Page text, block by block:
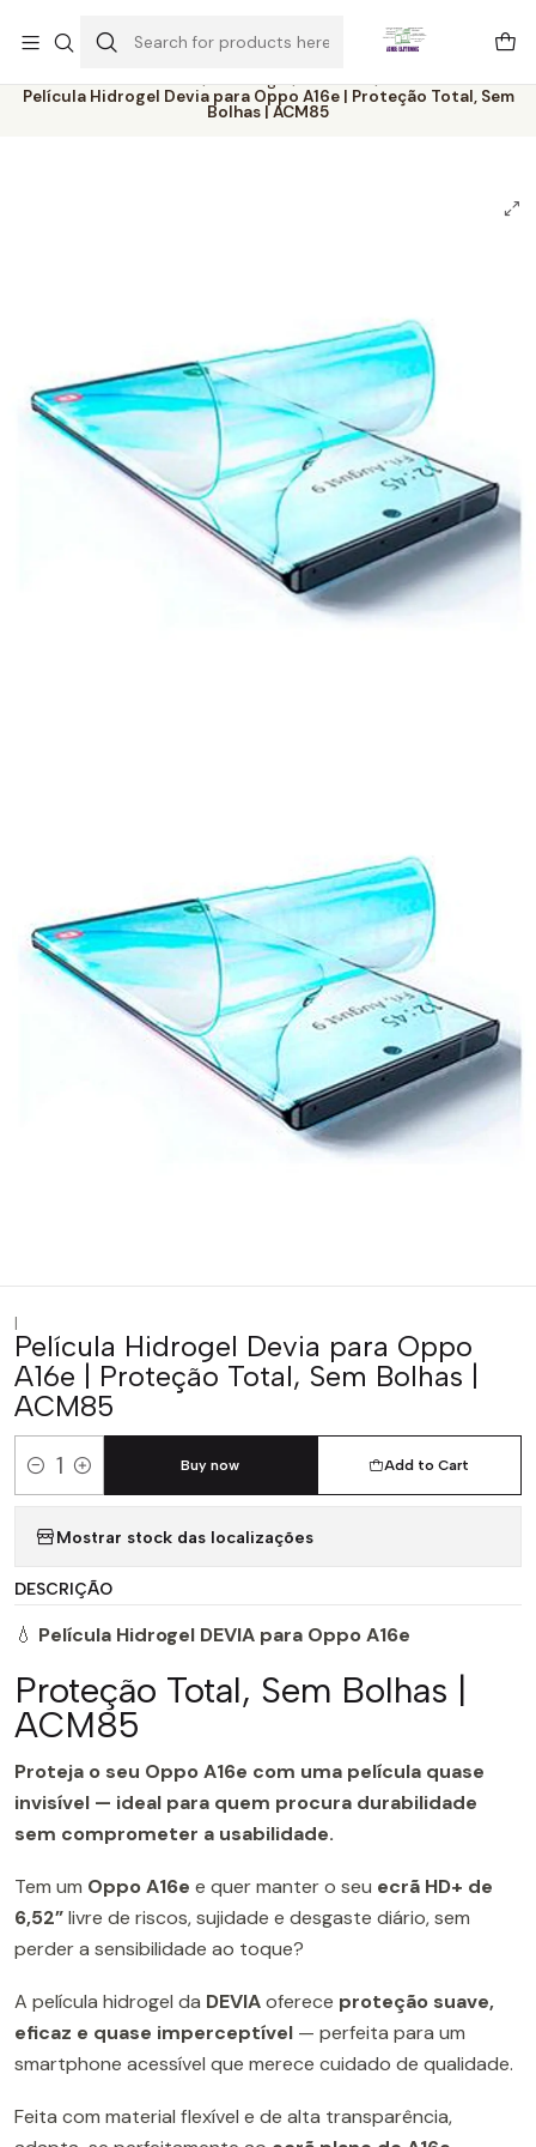
Home Catálogo
Películas
Película Hidrogel Devia para Oppo A16e | Proteção Total, Sem
Bolhas | ACM85
|
Película Hidrogel Devia para Oppo
A16e | Proteção Total, Sem Bolhas |
ACM85
Quantity
Add to Cart
Buy now
Mostrar stock das localizações
DESCRIÇÃO
💧 Película Hidrogel DEVIA para Oppo A16e
Proteção Total, Sem Bolhas |
ACM85
Proteja o seu Oppo A16e com uma película quase
invisível — ideal para quem procura durabilidade
sem comprometer a usabilidade.
Tem um Oppo A16e e quer manter o seu ecrã HD+ de
6,52”livre de riscos, sujidade e desgaste diário, sem
perder a sensibilidade ao toque?
A película hidrogel da DEVIAoferece proteção suave,
eficaz e quase imperceptível — perfeita para um
smartphone acessível que merece cuidado de qualidade.
Feita com material flexível e de alta transparência,